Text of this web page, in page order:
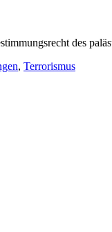
des
, Terrorismus